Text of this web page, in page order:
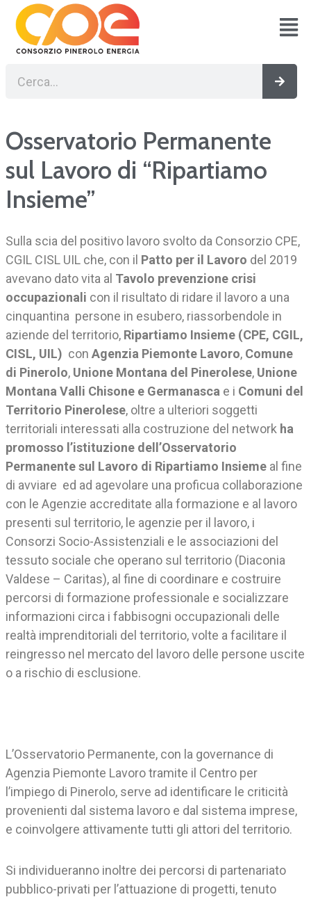
contenuto
Osservatorio Permanente
sul Lavoro di “Ripartiamo
Insieme”
Sulla scia del positivo lavoro svolto da Consorzio CPE,
CGIL CISL UIL che, con il Patto per il Lavoro del 2019
avevano dato vita al Tavolo prevenzione crisi
occupazionali con il risultato di ridare il lavoro a una
cinquantina persone in esubero, riassorbendole in
aziende del territorio, Ripartiamo Insieme (CPE, CGIL,
CISL, UIL) con Agenzia Piemonte Lavoro, Comune
di Pinerolo, Unione Montana del Pinerolese, Unione
Montana Valli Chisone e Germanasca e i Comuni del
Territorio Pinerolese, oltre a ulteriori soggetti
territoriali interessati alla costruzione del network ha
promosso l’istituzione dell’Osservatorio
Permanente sul Lavoro di Ripartiamo Insieme al fine
di avviare ed ad agevolare una proficua collaborazione
con le Agenzie accreditate alla formazione e al lavoro
presenti sul territorio, le agenzie per il lavoro, i
Consorzi Socio-Assistenziali e le associazioni del
tessuto sociale che operano sul territorio (Diaconia
Valdese – Caritas), al fine di coordinare e costruire
percorsi di formazione professionale e socializzare
informazioni circa i fabbisogni occupazionali delle
realtà imprenditoriali del territorio, volte a facilitare il
reingresso nel mercato del lavoro delle persone uscite
o a rischio di esclusione.
L’Osservatorio Permanente, con la governance di
Agenzia Piemonte Lavoro tramite il Centro per
l’impiego di Pinerolo, serve ad identificare le criticità
provenienti dal sistema lavoro e dal sistema imprese,
e coinvolgere attivamente tutti gli attori del territorio.
Si individueranno inoltre dei percorsi di partenariato
pubblico-privati per l’attuazione di progetti, tenuto